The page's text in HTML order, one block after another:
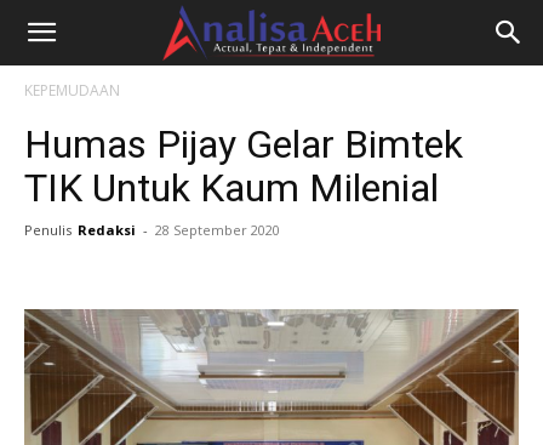
KEPEMUDAAN
Humas Pijay Gelar Bimtek
TIK Untuk Kaum Milenial
Penulis Redaksi - 28 September 2020